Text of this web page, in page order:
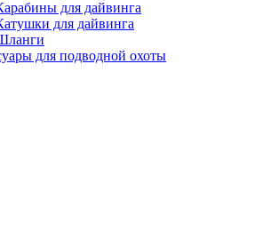
для дайвинга
для дайвинга
для подводной охоты